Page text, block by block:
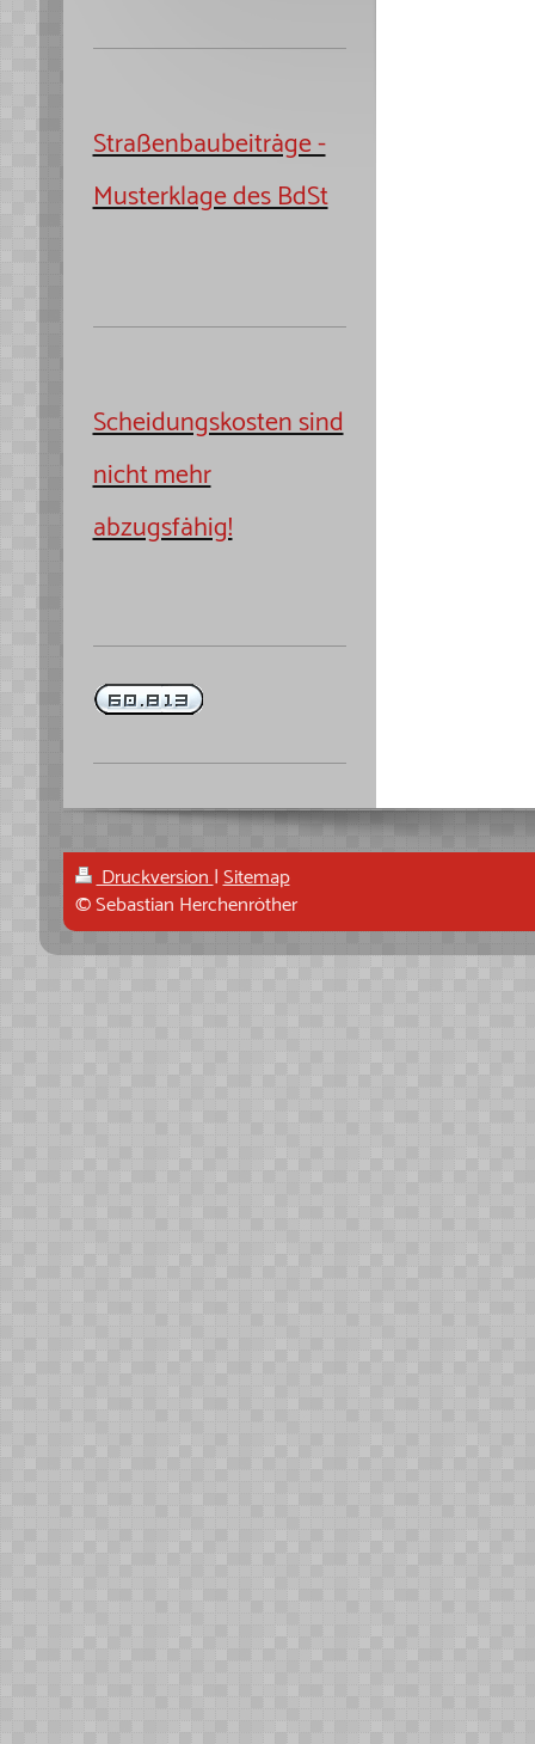
Straßenbaubeiträge -
Musterklage des BdSt
Scheidungskosten sind
nicht mehr
abzugsfähig!
Druckversion|Sitemap
© Sebastian Herchenröther